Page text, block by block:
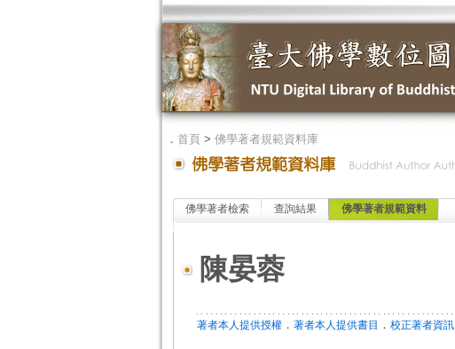
． 首頁> 佛學著者規範資料庫
佛學著者檢索 查詢結果 佛學著者規範資料
陳晏蓉
著者本人提供授權． 著者本人提供書目 ． 校正著者資訊